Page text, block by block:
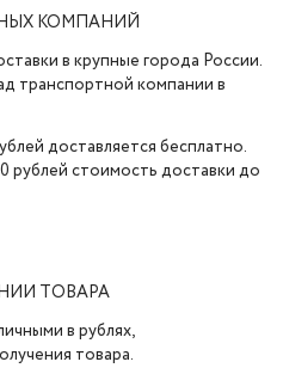
КОМПАНИЙ
в крупные города России.
транспортной компании в
доставляется бесплатно.
рублей стоимость доставки до
ТОВАРА
в рублях,
товара.